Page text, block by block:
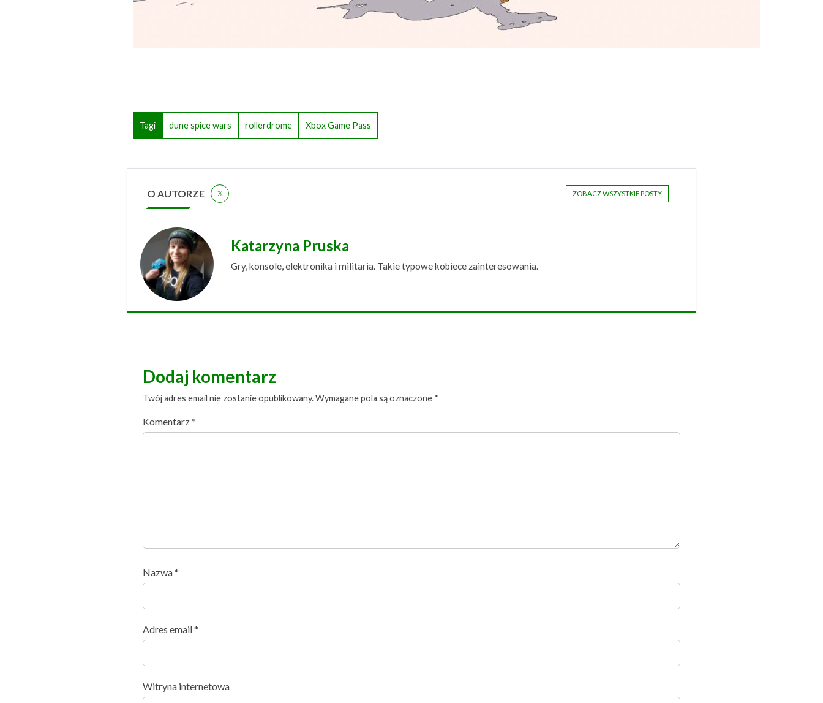
Tagi dune spice wars rollerdrome Xbox Game Pass
O AUTORZE ZOBACZ WSZYSTKIE POSTY
Katarzyna Pruska
Gry, konsole, elektronika i militaria. Takie typowe kobiece zainteresowania.
Dodaj komentarz
Twój adres email nie zostanie opublikowany.Wymagane pola są oznaczone *
Komentarz*
Nazwa*
Adres email*
Witryna internetowa